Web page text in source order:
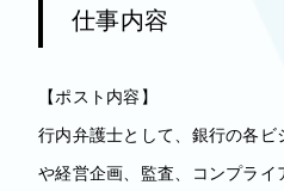
仕事内容
【ポスト内容】
行内弁護士として、銀行の各
や経営企画、監査、コンプラ